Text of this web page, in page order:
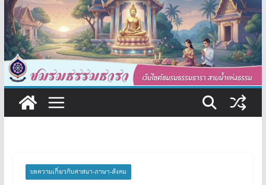
บทความเกี่ยวกับศาสนา-ภาษา-สังคม